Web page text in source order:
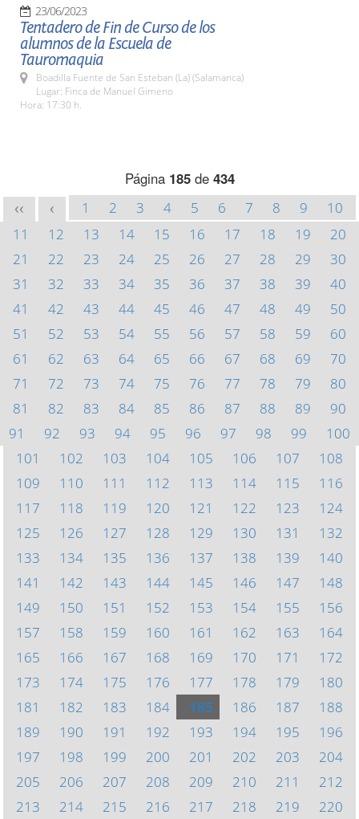
23/06/2023
Tentadero de Fin de Curso de los
alumnos de la Escuela de
Tauromaquia
Boadilla Fuente de San Esteban (La) (Salamanca)
Lugar: Finca de Manuel Gimeno
Hora: 17:30 h.
Página 185de 434
<< < 1 2 3 4 5 6 7 8 9
10
11
12 13 14 15 16 17 18 19
20
21
22 23 24 25 26 27 28 29
30
31
32 33 34 35 36 37 38 39
40
41
42 43 44 45 46 47 48 49
50
51
52 53 54 55 56 57 58 59
60
61
62 63 64 65 66 67 68 69
70
71
72 73 74 75 76 77 78 79
80
81
82 83 84 85 86 87 88 89
90
91
92 93 94 95 96 97 98 99
100
101
102 103 104 105 106 107
108
109
110 111 112 113 114 115
116
117
118 119 120 121 122 123
124
125
126 127 128 129 130 131
132
133
134 135 136 137 138 139
140
141
142 143 144 145 146 147
148
149
150 151 152 153 154 155
156
157
158 159 160 161 162 163
164
165
166 167 168 169 170 171
172
173
174 175 176 177 178 179
180
181
182 183 184 185 186 187
188
189
190 191 192 193 194 195
196
197
198 199 200 201 202 203
204
205
206 207 208 209 210 211
212
213
214 215 216 217 218 219
220